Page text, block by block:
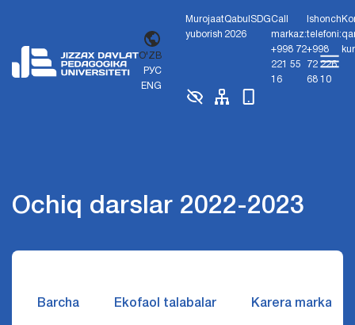
O'ZB
РУС
ENG
Murojaat
yuborish
Qabul
2026
SDGCall
markaz:
+998 72
221 55
16
Ishonch
telefoni:
+998
72 226
68 10
Ochiq darslar 2022-2023
Barcha Ekofaol talabalar Karera markazi